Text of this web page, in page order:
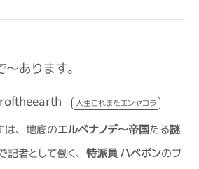
あります。
は、地底のエルベナノデ～帝国たる謎
記者として働く、 特派員 ハペボンのブ